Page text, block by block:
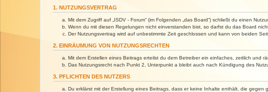
1. NUTZUNGSVERTRAG
Mit dem Zugriff auf „ISDV - Forum“ (im Folgenden „das Board“) schließt du einen
Wenn du mit diesen Regelungen nicht einverstanden bist, so darfst du das Board
Der Nutzungsvertrag wird auf unbestimmte Zeit geschlossen und kann von beiden
2. EINRÄUMUNG VON NUTZUNGSRECHTEN
Mit dem Erstellen eines Beitrags erteilst du dem Betreiber ein einfaches, zeitlich und
Das Nutzungsrecht nach Punkt 2, Unterpunkt a bleibt auch nach Kündigung des
3. PFLICHTEN DES NUTZERS
Du erklärst mit der Erstellung eines Beitrags, dass er keine Inhalte enthält, die